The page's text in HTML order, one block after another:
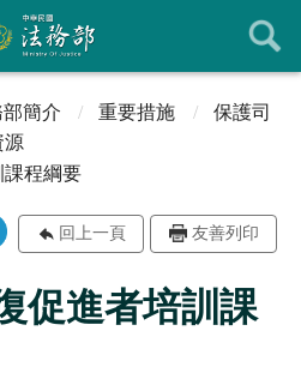
簡介 重要措施
保護司
源
課程綱要
回上一頁 友善列印
促進者培訓課